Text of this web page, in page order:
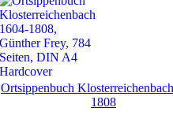
Ortsippenbuch
1808